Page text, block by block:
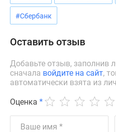
проекте
Реклама
сайте
Машино-
места
Апартаменты
#Сбербанк
Оставить отзыв
Добавьте отзыв, заполнив
сначала войдите на сайт,
автоматически взята из
Оценка *